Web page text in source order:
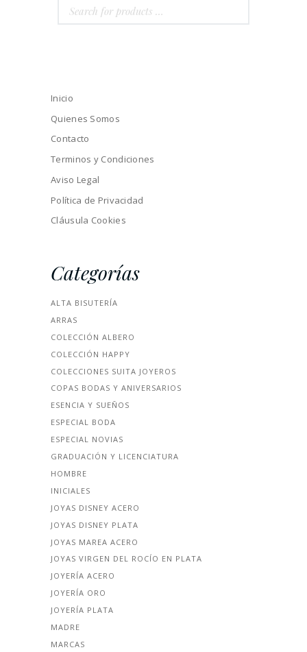
Inicio
Quienes Somos
Contacto
Terminos y Condiciones
Aviso Legal
Política de Privacidad
Cláusula Cookies
Categorías
ALTA BISUTERÍA
ARRAS
COLECCIÓN ALBERO
COLECCIÓN HAPPY
COLECCIONES SUITA JOYEROS
COPAS BODAS Y ANIVERSARIOS
ESENCIA Y SUEÑOS
ESPECIAL BODA
ESPECIAL NOVIAS
GRADUACIÓN Y LICENCIATURA
HOMBRE
INICIALES
JOYAS DISNEY ACERO
JOYAS DISNEY PLATA
JOYAS MAREA ACERO
JOYAS VIRGEN DEL ROCÍO EN PLATA
JOYERÍA ACERO
JOYERÍA ORO
JOYERÍA PLATA
MADRE
MARCAS